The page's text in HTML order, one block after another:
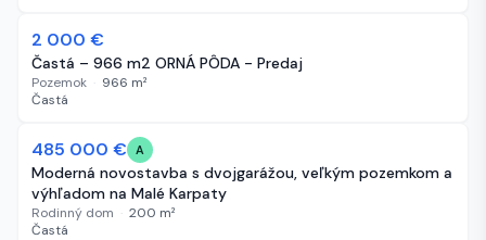
59 dní
2 000 €
Častá – 966 m2 ORNÁ PÔDA - Predaj
Pozemok · 966 m²
Častá
62 dní
485 000 € A
Moderná novostavba s dvojgarážou, veľkým pozemkom a
výhľadom na Malé Karpaty
Rodinný dom · 200 m²
Častá